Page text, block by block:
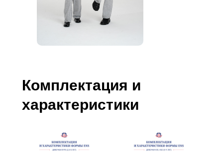
Комплектация и
характеристики